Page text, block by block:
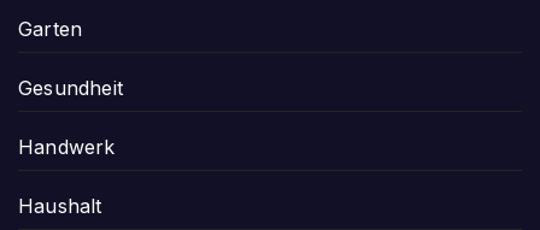
Garten
Gesundheit
Handwerk
Haushalt